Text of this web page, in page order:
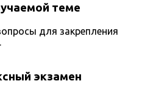
теме
для закрепления
экзамен